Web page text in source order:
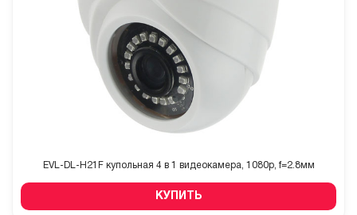
EVL-DL-H21F купольная 4 в 1 видеокамера, 1080p, f=2.8мм
КУПИТЬ